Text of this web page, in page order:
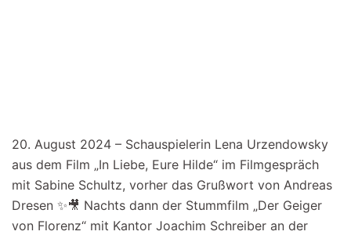
20. August 2024 – Schauspielerin Lena Urzendowsky
aus dem Film „In Liebe, Eure Hilde“ im Filmgespräch
mit Sabine Schultz, vorher das Grußwort von Andreas
Dresen ✨🎥 Nachts dann der Stummfilm „Der Geiger
von Florenz“ mit Kantor Joachim Schreiber an der